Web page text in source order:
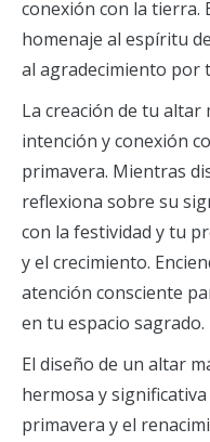
conexión con la tierra.
homenaje al espíritu
al agradecimiento por
La creación de tu altar
intención y conexión
primavera. Mientras
reflexiona sobre su
con la festividad y tu
y el crecimiento.
atención consciente
en tu espacio sagrado.
El diseño de un altar
hermosa y
primavera y el